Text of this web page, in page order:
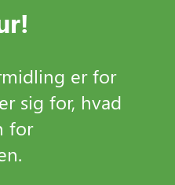
er for
sig for, hvad
for